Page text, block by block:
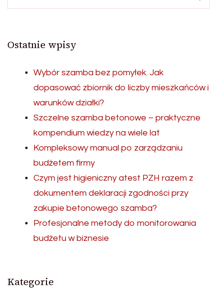
Ostatnie wpisy
Wybór szamba bez pomyłek. Jak
dopasować zbiornik do liczby mieszkańców i
warunków działki?
Szczelne szamba betonowe – praktyczne
kompendium wiedzy na wiele lat
Kompleksowy manual po zarządzaniu
budżetem firmy
Czym jest higieniczny atest PZH razem z
dokumentem deklaracji zgodności przy
zakupie betonowego szamba?
Profesjonalne metody do monitorowania
budżetu w biznesie
Kategorie